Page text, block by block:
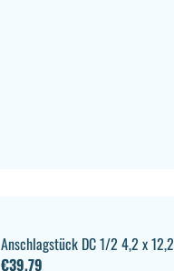
Anschlagstück DC 1/2 4,2 x 12,2
€39,79